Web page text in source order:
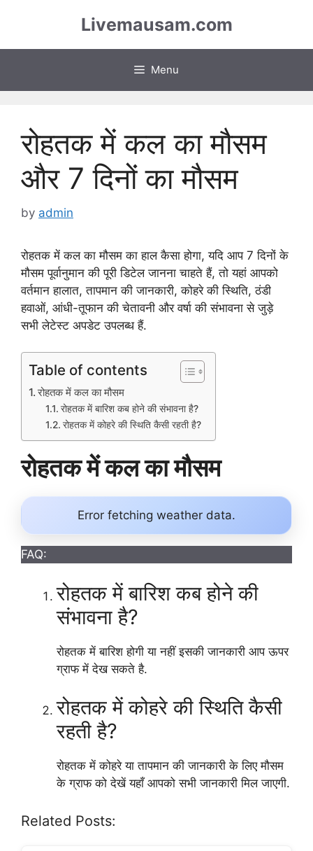
Livemausam.com
Menu
रोहतक में कल का मौसम
और 7 दिनों का मौसम
by admin
रोहतक में कल का मौसम का हाल कैसा होगा, यदि आप 7 दिनों के
मौसम पूर्वानुमान की पूरी डिटेल जानना चाहते हैं, तो यहां आपको
वर्तमान हालात, तापमान की जानकारी, कोहरे की स्थिति, ठंडी
हवाओं, आंधी-तूफान की चेतावनी और वर्षा की संभावना से जुड़े
सभी लेटेस्ट अपडेट उपलब्ध हैं.
Table of contents
रोहतक में कल का मौसम
रोहतक में बारिश कब होने की संभावना है?
रोहतक में कोहरे की स्थिति कैसी रहती है?
रोहतक में कल का मौसम
Error fetching weather data.
FAQ:
रोहतक में बारिश कब होने की
संभावना है?
रोहतक में बारिश होगी या नहीं इसकी जानकारी आप ऊपर
ग्राफ में देख सकते है.
रोहतक में कोहरे की स्थिति कैसी
रहती है?
रोहतक में कोहरे या तापमान की जानकारी के लिए मौसम
के ग्राफ को देखें यहाँ आपको सभी जानकारी मिल जाएगी.
Related Posts: